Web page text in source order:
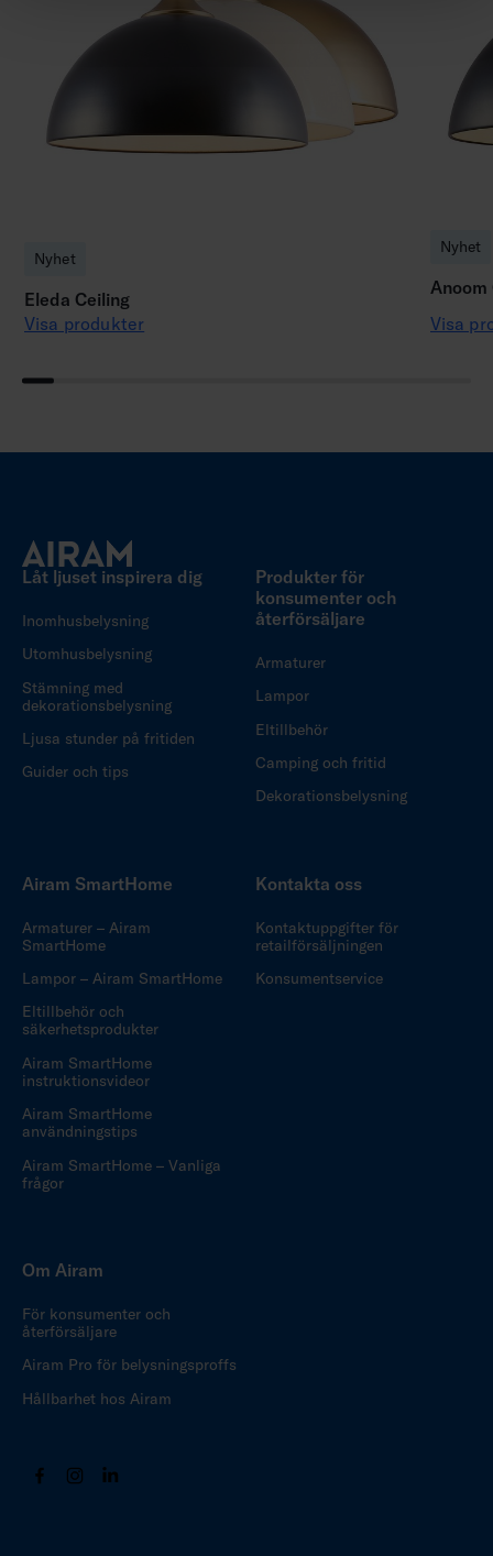
Nyhet
Eleda Ceiling
Visa produkter
Nyhet
Anoom
Visa
Låt ljuset inspirera dig
Inomhusbelysning
Utomhusbelysning
Stämning med
dekorationsbelysning
Ljusa stunder på fritiden
Guider och tips
Produkter för
konsumenter och
återförsäljare
Armaturer
Lampor
Eltillbehör
Camping och fritid
Dekorationsbelysning
Airam SmartHome
Armaturer – Airam
SmartHome
Lampor – Airam SmartHome
Eltillbehör och
säkerhetsprodukter
Airam SmartHome
instruktionsvideor
Airam SmartHome
användningstips
Airam SmartHome – Vanliga
frågor
Kontakta oss
Kontaktuppgifter för
retailförsäljningen
Konsumentservice
Om Airam
För konsumenter och
återförsäljare
Airam Pro för belysningsproffs
Hållbarhet hos Airam